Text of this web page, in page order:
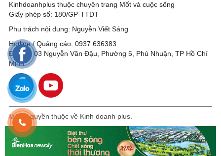
Kinhdoanhplus thuộc chuyên trang Mốt và cuộc sống
Giấy phép số: 180/GP-TTDT
Phụ trách nội dung: Nguyễn Viết Sáng
Hotline / Quảng cáo: 0937 636383
Địa chỉ: 03 Nguyễn Văn Đậu, Phường 5, Phú Nhuận, TP Hồ Chí
Minh
© Bản quyền thuộc về Kinh doanh plus.